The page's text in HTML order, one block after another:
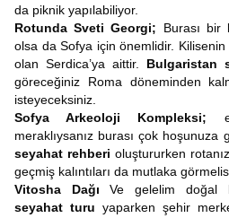
da piknik yapılabiliyor.
Rotunda Sveti Georgi; Burası
olsa da Sofya için önemlidir.
olan Serdica’ya aittir. Bulgaristan
göreceğiniz Roma döneminden
isteyeceksiniz.
Sofya Arkeoloji Kompleksi;
meraklıysanız burası çok hoşunuza
seyahat rehberi oluştururken
geçmiş kalıntıları da mutlaka
Vitosha DağıVe gelelim doğal
seyahat turu yaparken şehir